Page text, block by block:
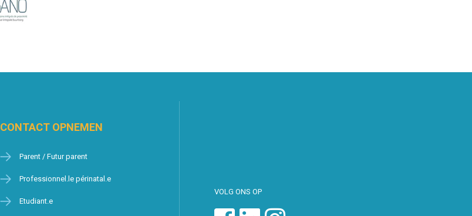
CONTACT OPNEMEN
Parent / Futur parent
Professionnel.le périnatal.e
Etudiant.e
VOLG ONS OP